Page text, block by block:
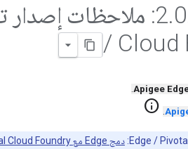
.0
/ Cloud
Apigee
.
.
info
دمج Edge مع Pivotal Cloud Foundry